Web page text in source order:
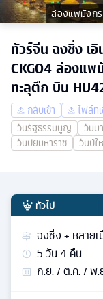
ล่องแพมังก
ทัวร์จีน ฉงชิ่ง เ
CKG04 ล่องแ
ทะลุตึก บิน
กลับเช้า ไฟล์ท
วันรัฐธรรมนูญ
วันม
วันปิยมหาราช
วันปีใ
ทั่วไป
ฉงชิ่ง + หลายเ
5วัน4 คืน
ก.ย. / ต.ค. / พ.